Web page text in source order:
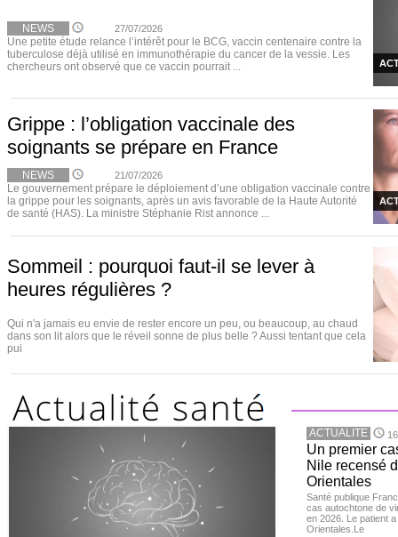
NEWS 27/07/2026
Une petite étude relance l’intérêt pour le BCG, vaccin centenaire contre la
tuberculose déjà utilisé en immunothérapie du cancer de la vessie. Les
chercheurs ont observé que ce vaccin pourrait ...
Grippe : l’obligation vaccinale des
soignants se prépare en France
NEWS 21/07/2026
Le gouvernement prépare le déploiement d’une obligation vaccinale contre
la grippe pour les soignants, après un avis favorable de la Haute Autorité
de santé (HAS). La ministre Stéphanie Rist annonce ...
Sommeil : pourquoi faut-il se lever à
heures régulières ?
Qui n'a jamais eu envie de rester encore un peu, ou beaucoup, au chaud
dans son lit alors que le réveil sonne de plus belle ? Aussi tentant que cela
pui
ACTUALITE
Un premier
Nile recensé
Orientales
Santé publique
cas autochtone de
en 2026. Le patient
Orientales.Le